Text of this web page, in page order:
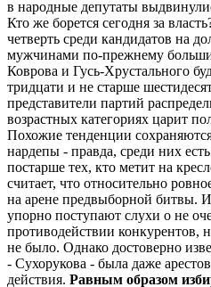
в народные депутаты
Кто же борется сегодня за
четверть среди кандидатов на
мужчинами по-прежнему
Коврова и Гусь-Хрустального
тридцати и не старше
представители партий
возрастных категориях царит
Похожие тенденции
нардепы - правда, среди них
постарше тех, кто метит на
считает, что относительно
на арене предвыборной битвы.
упорно поступают слухи о не
противодействии конкурентов,
не было. Однако достоверно
- Сухорукова - была даже
действия. Равным образом